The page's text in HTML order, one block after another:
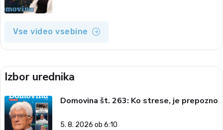
Vse video vsebine
Izbor urednika
Domovina št. 263: Ko strese, je prepozno
5. 8. 2026 ob 6:10